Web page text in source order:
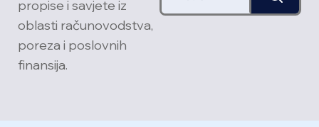
propise i savjete iz
oblasti računovodstva,
poreza i poslovnih
finansija.